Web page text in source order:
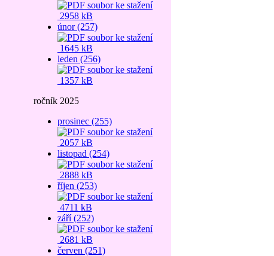
2958 kB
únor (257)
1645 kB
leden (256)
1357 kB
ročník 2025
prosinec (255)
2057 kB
listopad (254)
2888 kB
říjen (253)
4711 kB
září (252)
2681 kB
červen (251)